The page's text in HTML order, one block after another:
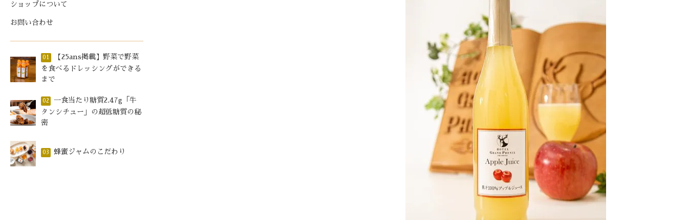
ショップについて
お問い合わせ
01
【25ans掲載】野菜で野菜
を食べるドレッシングができる
まで
02
一食当たり糖質2.47g「牛
タンシチュー」の超低糖質の秘
密
03 蜂蜜ジャムのこだわり